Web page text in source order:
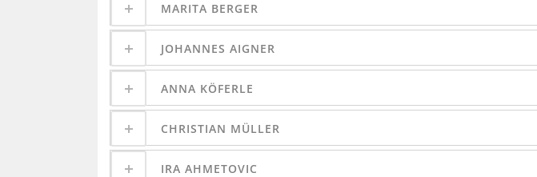
MARITA BERGER
JOHANNES AIGNER
ANNA KÖFERLE
CHRISTIAN MÜLLER
IRA AHMETOVIC